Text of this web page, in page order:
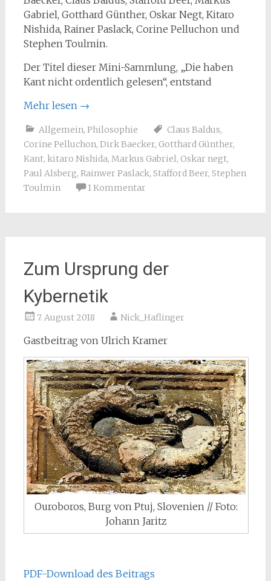
Gabriel, Gotthard Günther, Oskar Negt, Kitaro
Nishida, Rainer Paslack, Corine Pelluchon und
Stephen Toulmin.
Der Titel dieser Mini-Sammlung, „Die haben
Kant nicht ordentlich gelesen“, entstand
Mehr lesen →
Allgemein, Philosophie Claus Baldus,
Corine Pelluchon, Dirk Baecker, Gotthard Günther,
Kant, kitaro Nishida, Markus Gabriel, Oskar negt,
Paul Alsberg, Rainwer Paslack, Stafford Beer, Stephen
Toulmin
1 Kommentar
Zum Ursprung der
Kybernetik
7. August 2018 Nick_Haflinger
Gastbeitrag von Ulrich Kramer
Ouroboros, Burg von Ptuj, Slovenien // Foto:
Johann Jaritz
PDF-Download des Beitrags